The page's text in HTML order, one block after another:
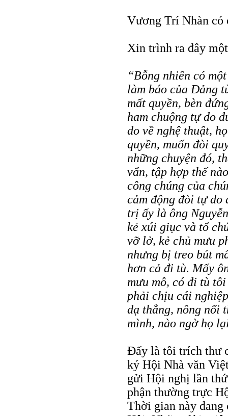
Vương Trí Nhàn có
Xin trình ra đây
“Bỗng nhiên có
làm báo của Đảng
mất quyền, bèn
ham chuộng tự do
do về nghệ thuật,
quyền, muốn đòi
những chuyện đó,
vẩn, tập hợp thế
công chúng của
cảm động đòi tự do
trị ấy là ông
kẻ xúi giục và tổ
vỡ lở, kẻ chủ mưu
nhưng bị treo bút
hơn cả đi tù. Mấy
mưu mô, có đi tù
phải chịu cái
dạ thẳng, nông nổi
mình, nào ngờ họ
Đấy là tôi trích thư
ký Hội Nhà văn
gửi Hội nghị lần
phận thường trực
Thời gian này